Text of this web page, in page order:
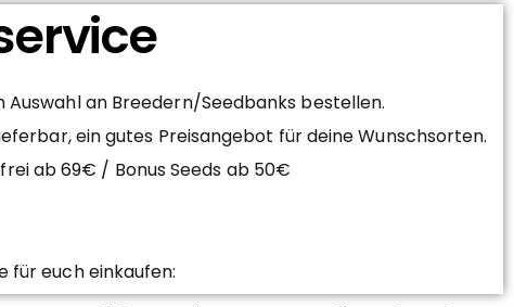
an Breedern/Seedbanks bestellen.
ein gutes Preisangebot für deine Wunschsorten.
ab 69€ / Bonus Seeds ab 50€
für euch einkaufen: